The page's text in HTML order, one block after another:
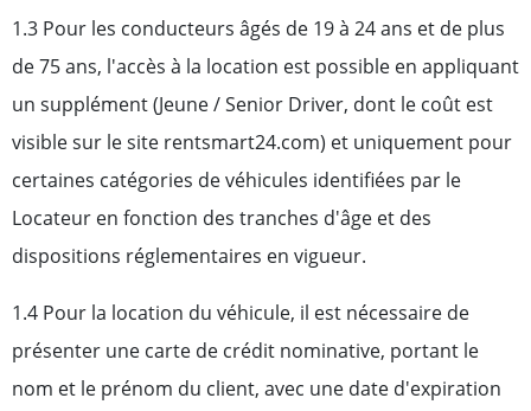
1.3 Pour les conducteurs âgés de 19 à 24 ans et de plus
de 75 ans, l'accès à la location est possible en appliquant
un supplément (Jeune / Senior Driver, dont le coût est
visible sur le site rentsmart24.com) et uniquement pour
certaines catégories de véhicules identifiées par le
Locateur en fonction des tranches d'âge et des
dispositions réglementaires en vigueur.
1.4 Pour la location du véhicule, il est nécessaire de
présenter une carte de crédit nominative, portant le
nom et le prénom du client, avec une date d'expiration